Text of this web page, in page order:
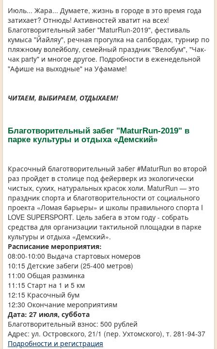
Июль... Жара... Думаете, жизнь в городе в это время года
затихает? Отнюдь! Активностей хватит на всех!
Благотворительный забег "MaturRun-2019", фестиваль
кумыса "Йайляу", речная прогулка на сапбордах, турнир по
пляжному волейболу, семейный праздник "Велобум", "Чак-
чак party" и многое другое. Подробности в еженедельной
"Афише на выходные" на Уфамаме!
ЧИТАЕМ, ВЫБИРАЕМ, ОТДЫХАЕМ!
Благотворительный забег "MaturRun-2019" в
парке культуры и отдыха «Демский»
Красочный благотворительный забег #MaturRun во второй
раз пройдет в столице под фейерверк из экологически
чистых, сухих, натуральных красок холи. MaturRun — это
праздник спорта и благотворительности от социального
проекта «Ломая барьеры» и школы правильного спорта I
LOVE SUPERSPORT. Цель забега в этом году - собрать
средства для организации тактильной площадки в парке
культуры и отдыха «Демский».
Расписание мероприятия:
08:00-10:00 Выдача стартовых номеров
10:15 Детские забеги (25-400 метров)
11:00 Общая разминка
11:15 Старт на 1 и 5 км
12:15 Красочный бум
12:30 Окончание мероприятиям
Дата: 27 июля, суббота
Благотворительный взнос: 500 рублей
Адрес: ул. Островского, 21/1 (пер. Ухтомского), т. 281-94-37
Подробности и регистрация